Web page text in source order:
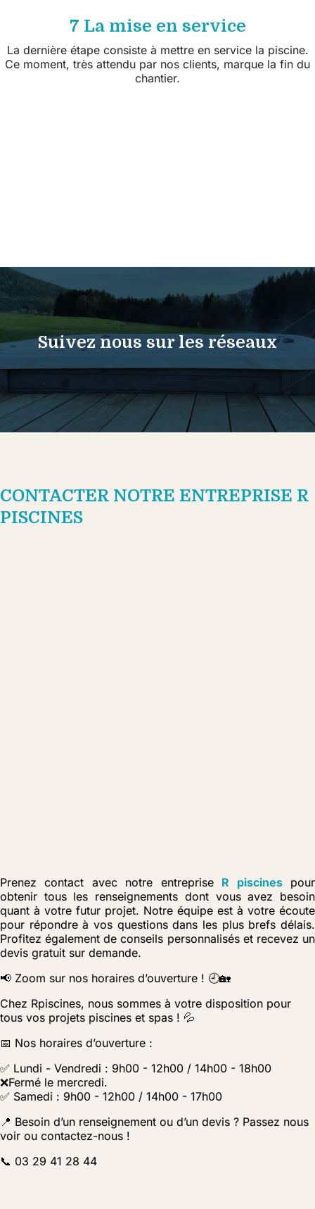
7 La mise en service
La dernière étape consiste à mettre en service la piscine.
Ce moment, très attendu par nos clients, marque la fin du
chantier.
Suivez nous sur les réseaux
CONTACTER NOTRE ENTREPRISE R
PISCINES
Prenez contact avec notre entreprise R piscinespour
obtenir tous les renseignements dont vous avez besoin
quant à votre futur projet. Notre équipe est à votre écoute
pour répondre à vos questions dans les plus brefs délais.
Profitez également de conseils personnalisés et recevez un
devis gratuit sur demande.
📢 Zoom sur nos horaires d’ouverture ! 🕘🏡
Chez Rpiscines, nous sommes à votre disposition pour
tous vos projets piscines et spas ! 💦
📅 Nos horaires d’ouverture :
✅ Lundi - Vendredi : 9h00 - 12h00 / 14h00 - 18h00
❌Fermé le mercredi.
✅ Samedi : 9h00 - 12h00 / 14h00 - 17h00
📍 Besoin d’un renseignement ou d’un devis ? Passez nous
voir ou contactez-nous !
📞 03 29 41 28 44